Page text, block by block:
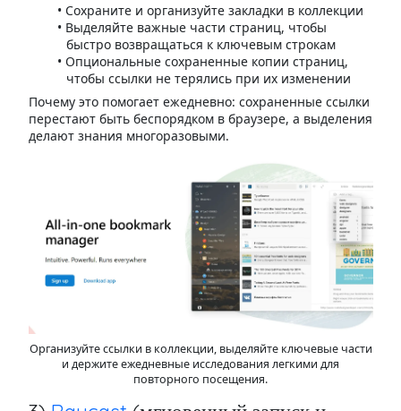
Сохраните и организуйте закладки в коллекции
Выделяйте важные части страниц, чтобы
быстро возвращаться к ключевым строкам
Опциональные сохраненные копии страниц,
чтобы ссылки не терялись при их изменении
Почему это помогает ежедневно: сохраненные ссылки
перестают быть беспорядком в браузере, а выделения
делают знания многоразовыми.
Организуйте ссылки в коллекции, выделяйте ключевые части
и держите ежедневные исследования легкими для
повторного посещения.